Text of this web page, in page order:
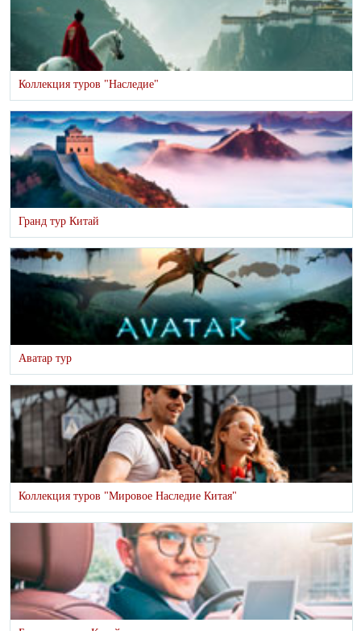
Коллекция туров "Наследие"
Гранд тур Китай
Аватар тур
Коллекция туров "Мировое Наследие Китая"